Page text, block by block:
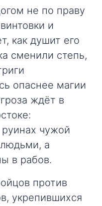
не по праву
и
как душит его
сменили степь,
опаснее магии
ждёт в
руинах чужой
а
в рабов.
против
укрепившихся